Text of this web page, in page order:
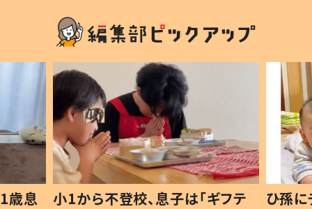
歳息
小1から不登校、息子は「ギフテ
ひ孫